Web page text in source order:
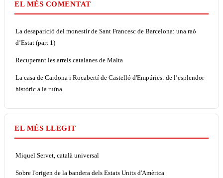
EL MÉS COMENTAT
La desaparició del monestir de Sant Francesc de Barcelona: una raó
d’Estat (part 1)
Recuperant les arrels catalanes de Malta
La casa de Cardona i Rocabertí de Castelló d'Empúries: de l’esplendor
històric a la ruïna
EL MÉS LLEGIT
Miquel Servet, català universal
Sobre l'origen de la bandera dels Estats Units d'Amèrica